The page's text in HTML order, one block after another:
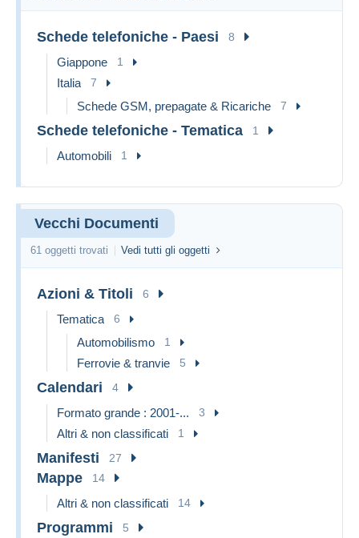
Schede telefoniche - Paesi 8
Giappone 1
Italia 7
Schede GSM, prepagate & Ricariche 7
Schede telefoniche - Tematica 1
Automobili 1
Vecchi Documenti
61 oggetti trovati Vedi tutti gli oggetti
Azioni & Titoli 6
Tematica 6
Automobilismo 1
Ferrovie & tranvie 5
Calendari 4
Formato grande : 2001-... 3
Altri & non classificati 1
Manifesti 27
Mappe 14
Altri & non classificati 14
Programmi 5